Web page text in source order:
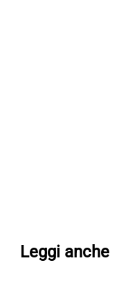
Leggi anche